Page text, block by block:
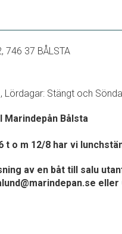
746 37 BÅLSTA
Lördagar: Stängt och
Marindepån Bålsta
t o m 12/8 har vi
av en båt till salu
eller